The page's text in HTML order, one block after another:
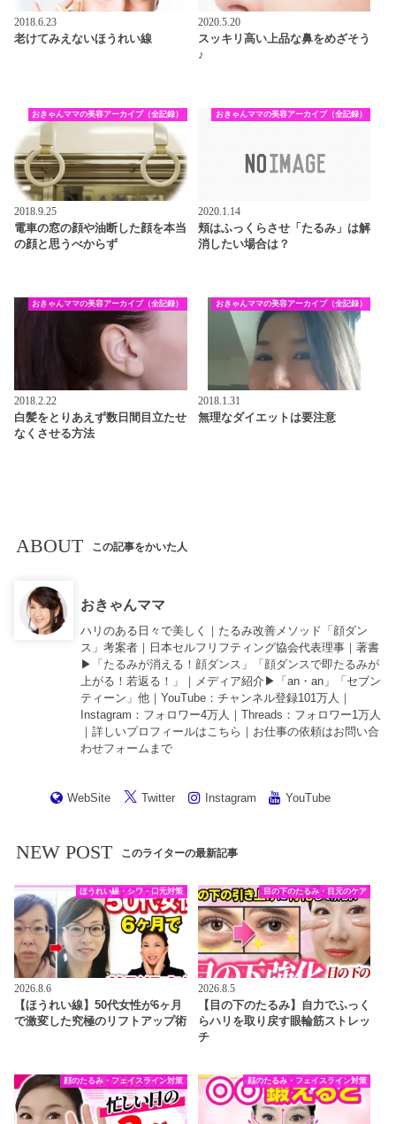
2018.6.23
老けてみえないほうれい線
2020.5.20
スッキリ高い上品な鼻をめざそう
♪
おきゃんママの美容アーカイブ（全記録）
2018.9.25
電車の窓の顔や油断した顔を本当
の顔と思うべからず
おきゃんママの美容アーカイブ（全記録）
2020.1.14
頬はふっくらさせ「たるみ」は解
消したい場合は？
おきゃんママの美容アーカイブ（全記録）
2018.2.22
白髪をとりあえず数日間目立たせ
なくさせる方法
おきゃんママの美容アーカイブ（全記録）
2018.1.31
無理なダイエットは要注意
ABOUT この記事をかいた人
おきゃんママ
ハリのある日々で美しく｜たるみ改善メソッド「顔ダン
ス」考案者｜日本セルフリフティング協会代表理事｜著書
▶︎「 たるみが消える！顔ダンス 」「 顔ダンスで即たるみが
上がる！若返る！ 」｜メディア紹介▶︎「an・an」「セブン
ティーン」他｜YouTube ：チャンネル登録101万人｜
Instagram ：フォロワー4万人｜Threads ：フォロワー1万人
｜詳しいプロフィールはこちら ｜お仕事の依頼はお問い合
わせフォーム まで
WebSite Twitter Instagram YouTube
NEW POST このライターの最新記事
ほうれい線・シワ・口元対策
2026.8.6
【ほうれい線】50代女性が6ヶ月
で激変した究極のリフトアップ術
目の下のたるみ・目元のケア
2026.8.5
【目の下のたるみ】自力でふっく
らハリを取り戻す眼輪筋ストレッ
チ
顔のたるみ・フェイスライン対策 顔のたるみ・フェイスライン対策